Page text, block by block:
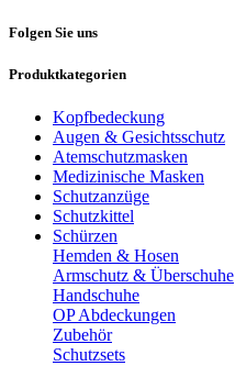
Folgen Sie uns
Produktkategorien
Kopfbedeckung
Augen & Gesichtsschutz
Atemschutzmasken
Medizinische Masken
Schutzanzüge
Schutzkittel
Schürzen
Hemden & Hosen
Armschutz & Überschuhe
Handschuhe
OP Abdeckungen
Zubehör
Schutzsets